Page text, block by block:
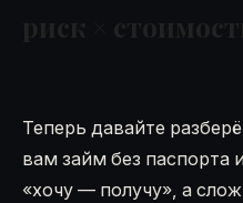
риск ×
Теперь давайте
вам займ без паспорта
«хочу — получу», а